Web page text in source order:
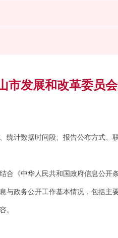
市发展和改革委员
统计数据时间段、报告公布方式、
合《中华人民共和国政府信息公
与政务公开工作基本情况，包括
。